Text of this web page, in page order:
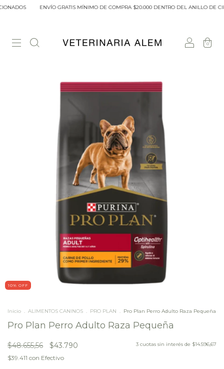
ENVÍO GRATIS MÍNIMO DE COMPRA $20.000 DENTRO DEL ANILLO DE
0
10% OFF
Inicio . ALIMENTOS CANINOS . PRO PLAN . Pro Plan Perro Adulto Raza Pequeña
Pro Plan Perro Adulto Raza Pequeña
$48.655,56 $43.790
$39.411 con Efectivo
3 cuotas sin interés de $14.596,67